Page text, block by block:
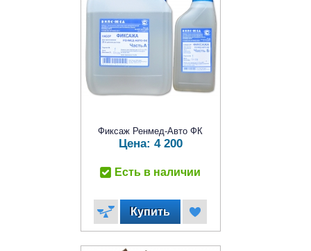
Фиксаж Ренмед-Авто ФК
Цена: 4 200
Есть в наличии